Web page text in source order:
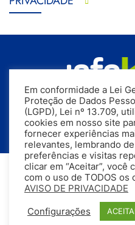
Todos os direitos
Em conformidade a Lei
Proteção de Dados
(LGPD), Lei nº 13.709,
cookies em nosso site
fornecer experiências
relevantes, lembrando
preferências e visitas
clicar em “Aceitar”, você
com o uso de TODOS os
AVISO DE PRIVACIDADE
Configurações